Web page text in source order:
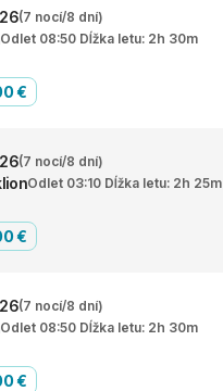
(7 nocí/8 dní)
Odlet 08:50 Dĺžka letu: 2h 30m
€
(7 nocí/8 dní)
Odlet 03:10 Dĺžka letu: 2h 25m
€
(7 nocí/8 dní)
Odlet 08:50 Dĺžka letu: 2h 30m
€